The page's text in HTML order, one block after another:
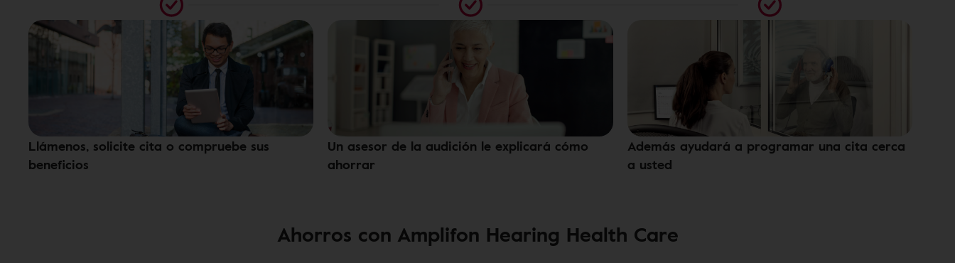
Llámenos, solicite cita o compruebe sus
beneficios
Un asesor de la audición le explicará cómo
ahorrar
Además ayudará a programar una cita cerca
a usted
Ahorros con Amplifon Hearing Health Care